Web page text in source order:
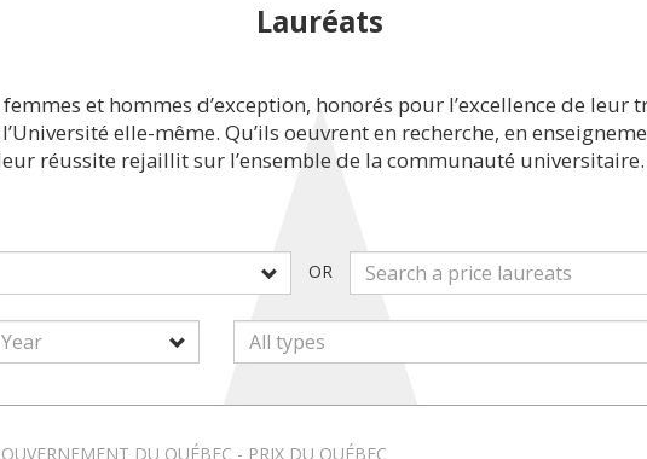
Lauréats
et hommes d’exception, honorés pour l’excellence de leur
elle-même. Qu’ils oeuvrent en recherche, en
réussite rejaillit sur l’ensemble de la communauté universitaire.
OR
DU QUÉBEC PRIX DU QUÉBEC